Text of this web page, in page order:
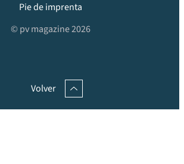
Pie de imprenta
© pv magazine 2026
Volver